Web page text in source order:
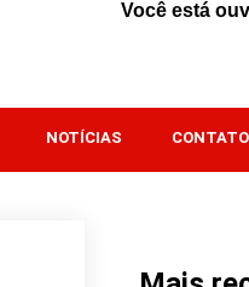
NOTÍCIAS CONTATO